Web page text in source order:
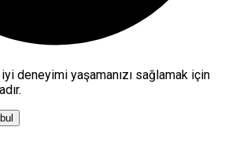
deneyimi yaşamanızı sağlamak için